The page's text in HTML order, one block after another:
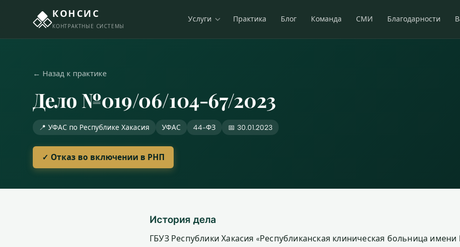
КОНСИС
КОНТРАКТНЫЕ СИСТЕМЫ
Услуги Практика Блог Команда СМИ Благодарности
← Назад к практике
Дело №019/06/104-67/2023
📍 УФАС по Республике Хакасия УФАС 44-ФЗ 📅 30.01.2023
✓ Отказ во включении в РНП
История дела
ГБУЗ Республики Хакасия «Республиканская клиническая больница